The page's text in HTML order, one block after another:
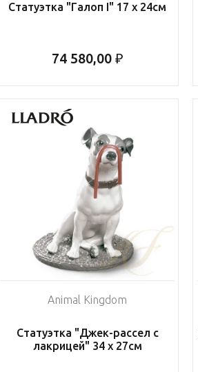
Статуэтка "Галоп I" 17 x 24см
74 580,00 ₽
Animal Kingdom
Статуэтка "Джек-рассел с
лакрицей" 34 x 27см